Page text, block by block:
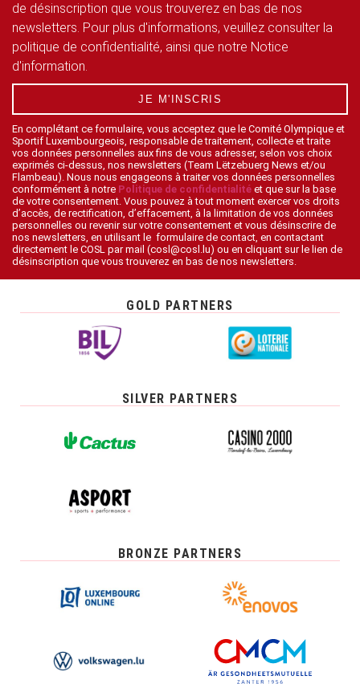
de désinscription que vous trouverez en bas de nos
newsletters. Pour plus d'informations, veuillez consulter la
politique de confidentialité, ainsi que notre Notice
d'information.
JE M'INSCRIS
En complétant ce formulaire, vous acceptez que le Comité Olympique et
Sportif Luxembourgeois, responsable de traitement, collecte et traite
vos données personnelles aux fins de vous adresser, selon vos choix
exprimés ci-dessus, nos newsletters (Team Lëtzebuerg News et/ou
Flambeau). Nous nous engageons à traiter vos données personnelles
conformément à notre Politique de confidentialité et que sur la base
de votre consentement. Vous pouvez à tout moment exercer vos droits
d’accès, de rectification, d’effacement, à la limitation de vos données
personnelles ou revenir sur votre consentement et vous désinscrire de
nos newsletters, en utilisant le formulaire de contact, en contactant
directement le COSL par mail (cosl@cosl.lu) ou en cliquant sur le lien de
désinscription que vous trouverez en bas de nos newsletters.
GOLD PARTNERS
SILVER PARTNERS
BRONZE PARTNERS